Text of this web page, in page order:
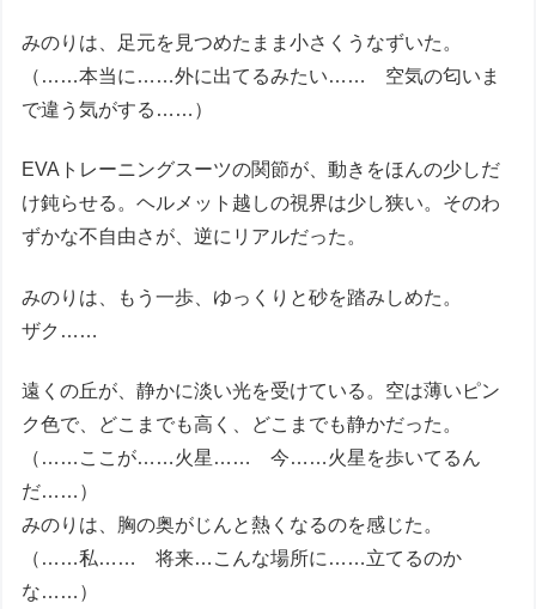
みのりは、足元を見つめたまま小さくうなずいた。
（……本当に……外に出てるみたい…… 空気の匂いま
で違う気がする……）
EVAトレーニングスーツの関節が、動きをほんの少しだ
け鈍らせる。ヘルメット越しの視界は少し狭い。そのわ
ずかな不自由さが、逆にリアルだった。
みのりは、もう一歩、ゆっくりと砂を踏みしめた。
ザク……
遠くの丘が、静かに淡い光を受けている。空は薄いピン
ク色で、どこまでも高く、どこまでも静かだった。
（……ここが……火星…… 今……火星を歩いてるん
だ……）
みのりは、胸の奥がじんと熱くなるのを感じた。
（……私…… 将来…こんな場所に……立てるのか
な……）